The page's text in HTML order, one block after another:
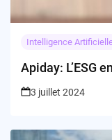
Intelligence
Apiday: L’ESG
3 juillet 2024